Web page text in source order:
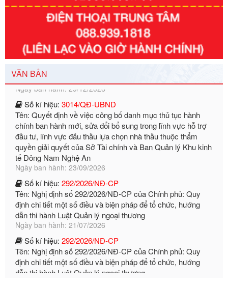
VĂN BẢN
351/2025/NĐ-CP
Tên: Nghị định số 351/2025/NĐ-CP của Chính phủ: Quy
định chuẩn nghèo đa chiều quốc gia giai đoạn 2026 - 2030
Số kí hiệu:
Tên: Quyết định về việc công bố danh mục thủ tục hành
chính ban hành mới, sửa đổi bổ sung trong lĩnh vực hỗ trợ
đầu tư, lĩnh vực đấu thầu lựa chọn nhà thầu thuộc thẩm
quyền giải quyết của Sở Tài chính và Ban Quản lý Khu kinh
tế Đông Nam Nghệ An
Ngày ban hành: 23/09/2026
Số kí hiệu: 292/2026/NĐ-CP
Tên: Nghị định số 292/2026/NĐ-CP của Chính phủ: Quy
định chi tiết một số điều và biện pháp để tổ chức, hướng
dẫn thi hành Luật Quản lý ngoại thương
Ngày ban hành: 21/07/2026
Số kí hiệu:292/2026/NĐ-CP
Tên: Nghị định số 292/2026/NĐ-CP của Chính phủ: Quy
định chi tiết một số điều và biện pháp để tổ chức, hướng
dẫn thi hành Luật Quản lý ngoại thương
Ngày ban hành: 21/07/2026
Số kí hiệu: 105/2026/TT-BTC